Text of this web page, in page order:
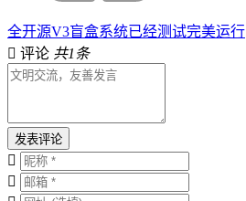
全开源V3盲盒系统已经测试完美运行
评论 共1条
发表评论